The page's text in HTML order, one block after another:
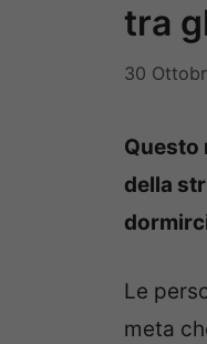
tra
30
Questo
della
Le
meta